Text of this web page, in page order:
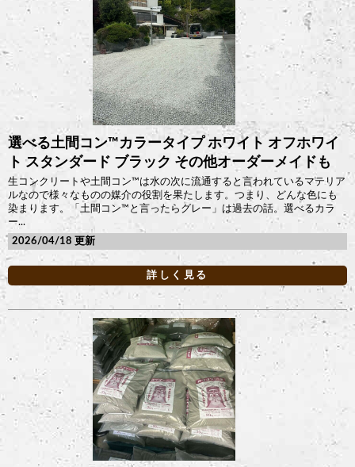
選べる土間コン™︎カラータイプ ホワイト オフホワイ
ト スタンダード ブラック その他オーダーメイドも
生コンクリートや土間コン™︎は水の次に流通すると言われているマテリア
ルなので様々なものの媒介の役割を果たします。つまり、どんな色にも
染まります。「土間コン™︎と言ったらグレー」は過去の話。選べるカラ
ー...
2026/04/18
詳しく見る